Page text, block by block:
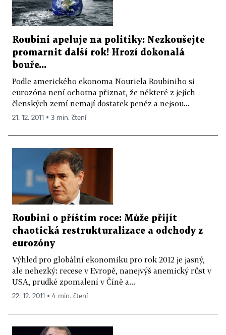
Roubini apeluje na politiky: Nezkoušejte
promarnit další rok! Hrozí dokonalá
bouře...
Podle amerického ekonoma Nouriela Roubiniho si
eurozóna není ochotna přiznat, že některé z jejích
členských zemí nemají dostatek peněz a nejsou...
21. 12. 2011 ▪ 3 min. čtení
Roubini o příštím roce: Může přijít
chaotická restrukturalizace a odchody z
eurozóny
Výhled pro globální ekonomiku pro rok 2012 je jasný,
ale nehezký: recese v Evropě, nanejvýš anemický růst v
USA, prudké zpomalení v Číně a...
22. 12. 2011 ▪ 4 min. čtení